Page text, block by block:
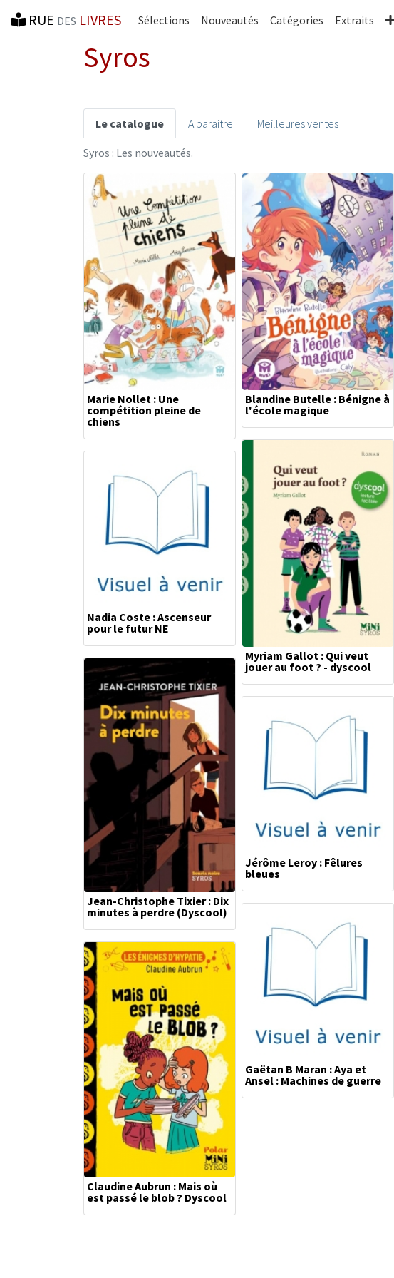
RUE DES LIVRES Sélections Nouveautés Catégories Extraits
Syros
Le catalogue A paraitre Meilleures ventes
Syros : Les nouveautés.
Marie Nollet : Une
compétition pleine de
chiens
Blandine Butelle : Bénigne à
l'école magique
Myriam Gallot : Qui veut
jouer au foot ? - dyscool
Nadia Coste : Ascenseur
pour le futur NE
Jean-Christophe Tixier : Dix
minutes à perdre (Dyscool)
Jérôme Leroy : Fêlures
bleues
Gaëtan B Maran : Aya et
Ansel : Machines de guerre
Claudine Aubrun : Mais où
est passé le blob ? Dyscool